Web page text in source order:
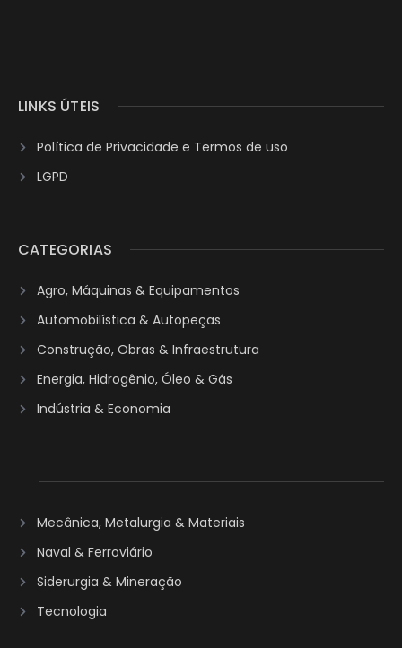
LINKS ÚTEIS
Política de Privacidade e Termos de uso
LGPD
CATEGORIAS
Agro, Máquinas & Equipamentos
Automobilística & Autopeças
Construção, Obras & Infraestrutura
Energia, Hidrogênio, Óleo & Gás
Indústria & Economia
Mecânica, Metalurgia & Materiais
Naval & Ferroviário
Siderurgia & Mineração
Tecnologia